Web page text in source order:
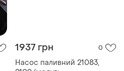
1937 грн 0
Насос паливний 21083,